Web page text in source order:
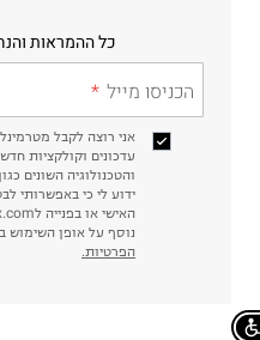
כל ההמראות
הכניסו מייל
אני רוצה לקבל
עדכונים וקולקציות
והטכנולוגיה השונים
ידוע לי כי באפשרותי
נוסף על אופן השימוש
הפרטיות.